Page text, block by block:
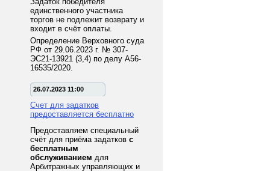
единственного участника
торгов не подлежит возврату и
входит в счёт оплаты.
Определение Верховного суда
РФ от 29.06.2023 г. № 307-
ЭС21-13921 (3,4) по делу А56-
16535/2020.
26.07.2023 11:00
Счет для задатков
предоставляется бесплатно
Предоставляем специальный
счёт для приёма задатков с
бесплатным
обслуживанием для
Арбитражных управляющих и